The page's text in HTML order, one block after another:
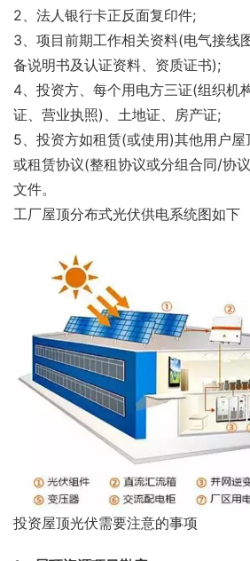
2、法人银行卡正反面复印件;
3、项目前期工作相关资料(电气接线
备说明书及认证资料、资质证书);
4、投资方、每个用电方三证(组织机
证、营业执照)、土地证、房产证;
5、投资方如租赁(或使用)其他用户
或租赁协议(整租协议或分组合同/协
文件。
工厂屋顶分布式光伏供电系统图如下
投资屋顶光伏需要注意的事项